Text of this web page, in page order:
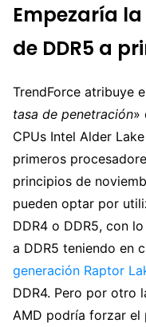
Empezaría
de DDR5 a
TrendForce atribuye
tasa de penetración»
CPUs Intel Alder
primeros
principios de
pueden optar por
DDR4 o DDR5, con
a DDR5 teniendo en
generación Raptor
DDR4. Pero por otro
AMD podría forzar el